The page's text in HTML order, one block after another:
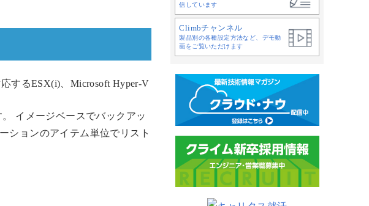
応するESX(i)、Microsoft Hyper-V
イメージベースでバックアッ
ションのアイテム単位でリスト
信しています
Climbチャンネル
製品別の各種設定方法など、デモ動
画をご覧いただけます